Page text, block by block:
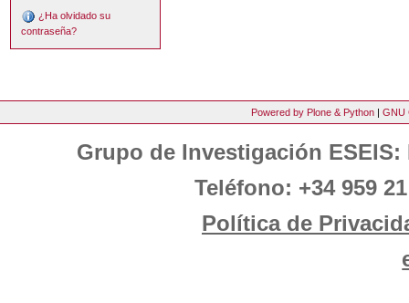
¿Ha olvidado su
contraseña?
Powered by Plone & Python | GNU
Grupo de Investigación
Teléfono: +34 959
Política de